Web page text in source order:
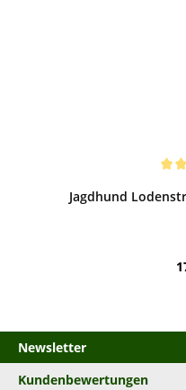
Jagdhund
Newsletter
Kundenbewertungen